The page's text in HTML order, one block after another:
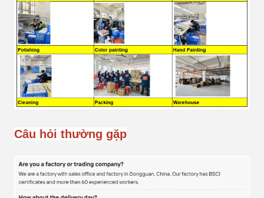
Câu hỏi thường gặp